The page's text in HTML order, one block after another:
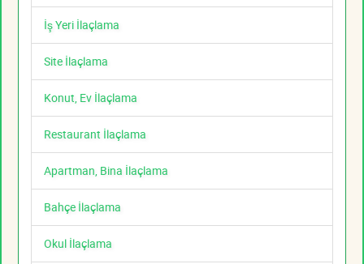
İş Yeri İlaçlama
Site İlaçlama
Konut, Ev İlaçlama
Restaurant İlaçlama
Apartman, Bina İlaçlama
Bahçe İlaçlama
Okul İlaçlama